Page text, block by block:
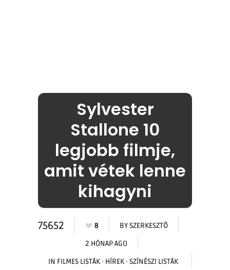
Sylvester
Stallone 10
legjobb filmje,
amit vétek lenne
kihagyni
75652 8 BYSZERKESZTŐ
2 HÓNAP AGO
IN FILMES LISTÁK · HÍREK · SZÍNÉSZI LISTÁK